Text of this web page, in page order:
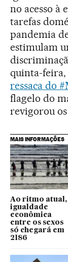
no acesso à
tarefas
pandemia
estimulam
quinta-feira,
ressaca do
flagelo do
revigorou
MAIS INFORMAÇÕES
Ao ritmo atual,
igualdade
econômica
entre os sexos
só chegará em
2186